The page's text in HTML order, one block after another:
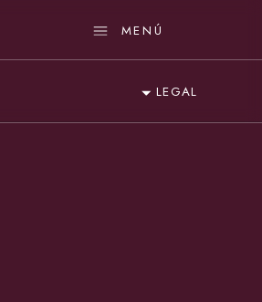
MENÚ
LEGAL